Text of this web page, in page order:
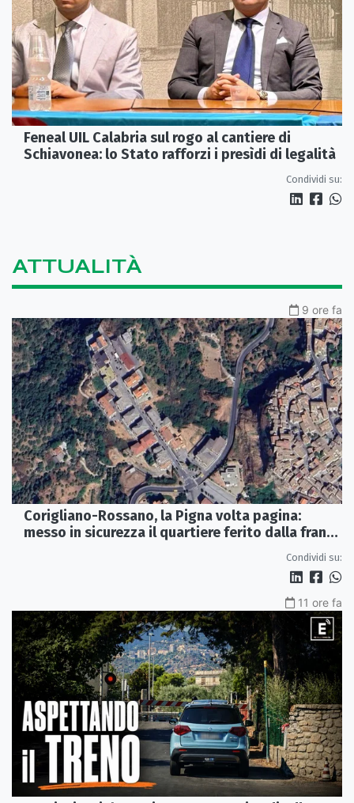
Feneal UIL Calabria sul rogo al cantiere di
Schiavonea: lo Stato rafforzi i presìdi di legalità
Condividi su:
ATTUALITÀ
9 ore fa
Corigliano-Rossano, la Pigna volta pagina:
messo in sicurezza il quartiere ferito dalla frana
Condividi su:
11 ore fa